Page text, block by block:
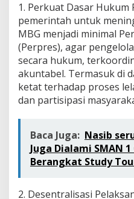
1. Perkuat Dasar Hukum
pemerintah untuk
MBG menjadi minimal
(Perpres), agar
secara hukum,
akuntabel. Termasuk di
ketat terhadap proses
dan partisipasi
Baca Juga: Nasib
Juga Dialami SMAN
Berangkat Study
2. Desentralisasi